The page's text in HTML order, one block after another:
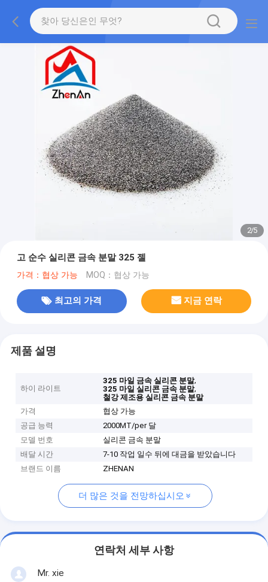
2/5
고 순수 실리콘 금속 분말 325 젤
가격：협상 가능 MOQ：협상 가능
최고의 가격 지금 연락
제품 설명
하이 라이트
325 마일 금속 실리콘 분말,
325 마일 실리콘 금속 분말,
철강 제조용 실리콘 금속 분말
가격
협상 가능
공급 능력
2000MT/per 달
모델 번호
실리콘 금속 분말
배달 시간
7-10 작업 일수 뒤에 대금을 받았습니다
브랜드 이름
ZHENAN
더 많은 것을 전망하십시오
연락처 세부 사항
Mr. xie